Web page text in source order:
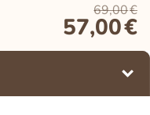
69,00€
57,00€